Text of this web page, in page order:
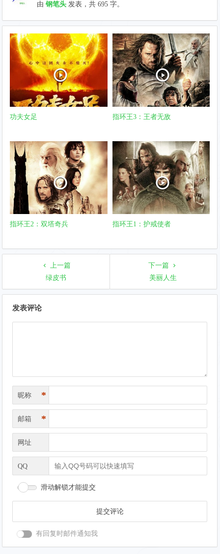
由钢笔头 发表，共 695 字。
功夫女足 指环王3：王者无敌
指环王2：双塔奇兵 指环王1：护戒使者
上一篇
绿皮书
下一篇
美丽人生
发表评论
昵称 *
邮箱 *
网址
QQ
滑动解锁才能提交
有回复时邮件通知我